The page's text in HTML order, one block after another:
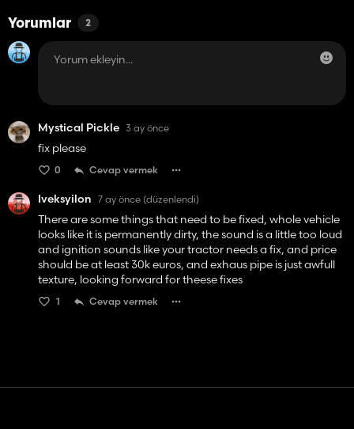
Yorumlar 2
Mystical Pickle 3 ay önce
fix please
0 Cevap vermek
Iveksyilon 7 ay önce (düzenlendi)
There are some things that need to be fixed, whole vehicle
looks like it is permanently dirty, the sound is a little too loud
and ignition sounds like your tractor needs a fix, and price
should be at least 30k euros, and exhaus pipe is just awfull
texture, looking forward for theese fixes
1 Cevap vermek